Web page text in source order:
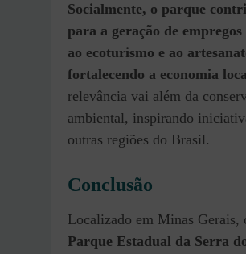
Socialmente, o parque
para a geração de
ao ecoturismo e ao
fortalecendo a economia
relevância vai além da
ambiental, inspirando
outras regiões do Brasil.
Conclusão
Localizado em Minas Gerais,
Parque Estadual da Serra